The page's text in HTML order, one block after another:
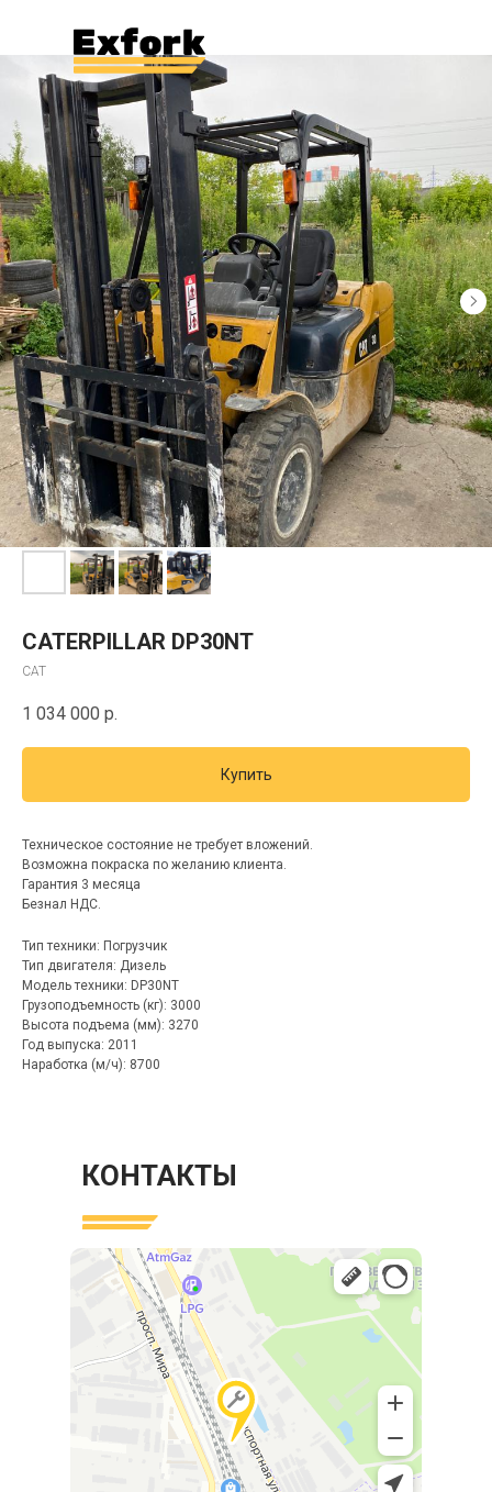
CATERPILLAR DP30NT
CAT
1 034 000 р.
Купить
Техническое состояние не требует вложений.
Возможна покраска по желанию клиента.
Гарантия 3 месяца
Безнал НДС.
Тип техники: Погрузчик
Тип двигателя: Дизель
Модель техники: DP30NT
Грузоподъемность (кг): 3000
Высота подъема (мм): 3270
Год выпуска: 2011
Наработка (м/ч): 8700
КОНТАКТЫ